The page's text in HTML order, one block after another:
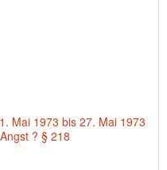
Mai 1973 bis 27. Mai 1973
? § 218